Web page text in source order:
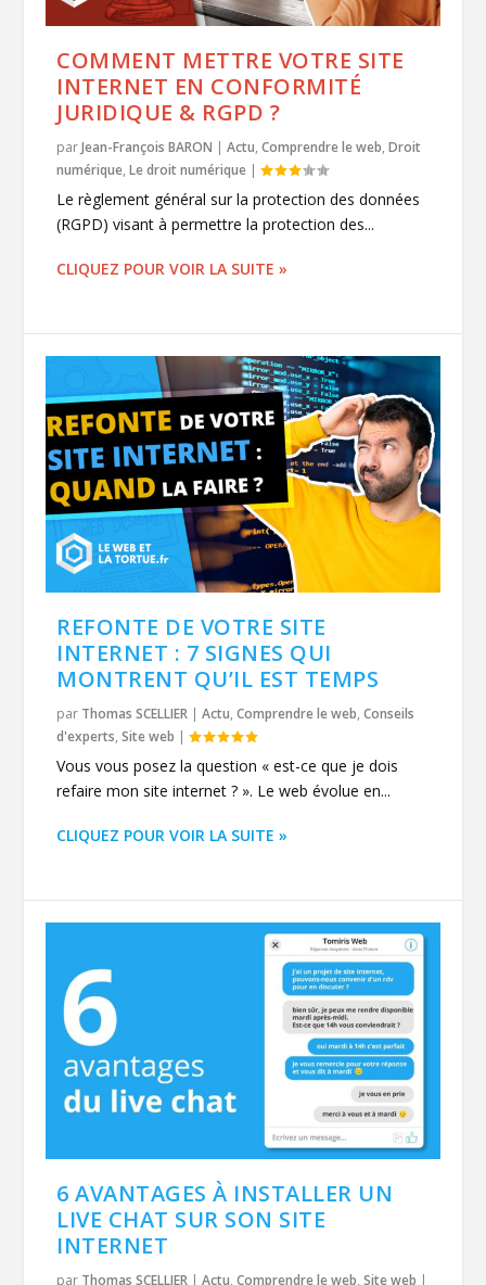
COMMENT METTRE VOTRE SITE
INTERNET EN CONFORMITÉ
JURIDIQUE & RGPD ?
parJean-François BARON |Actu,Comprendre le web,Droit
numérique,Le droit numérique |
Le règlement général sur la protection des données
(RGPD) visant à permettre la protection des...
CLIQUEZ POUR VOIR LA SUITE »
REFONTE DE VOTRE SITE
INTERNET : 7 SIGNES QUI
MONTRENT QU’IL EST TEMPS
par Thomas SCELLIER |Actu,Comprendre le web,Conseils
d'experts,Site web |
Vous vous posez la question « est-ce que je dois
refaire mon site internet ? ». Le web évolue en...
CLIQUEZ POUR VOIR LA SUITE »
6 AVANTAGES À INSTALLER UN
LIVE CHAT SUR SON SITE
INTERNET
par Thomas SCELLIER |Actu,Comprendre le web,Site web |